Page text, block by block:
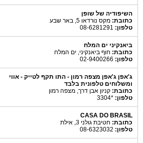
השיפודיה של שופן
כתובת: מקס נורדאו 5, באר שבע
טלפון:
ביאנקיני ים המלח
כתובת: חוף ביאנקיני, ים המלח
טלפון:
ג'אפן ג'אפן מצפה רמון - התו תקף לטייק - אווי
ומשלוחים טלפונית בלבד
כתובת: קניון אבן דרך, מצפה רמון
טלפון: *3304
CASA DO BRASIL
כתובת: חטיבת גולני 3, אילת
טלפון: